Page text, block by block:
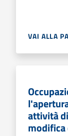
VAI ALLA
attività
modifica